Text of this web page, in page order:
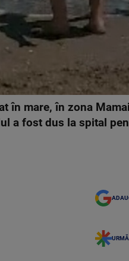
în mare, în zona
a fost dus la spital